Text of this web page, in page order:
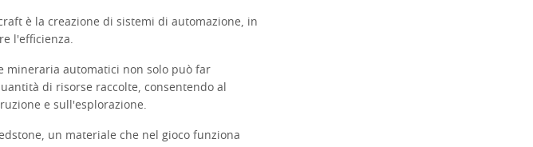
è la creazione di sistemi di automazione, in
l'efficienza.
mineraria automatici non solo può far
di risorse raccolte, consentendo al
e sull'esplorazione.
un materiale che nel gioco funziona